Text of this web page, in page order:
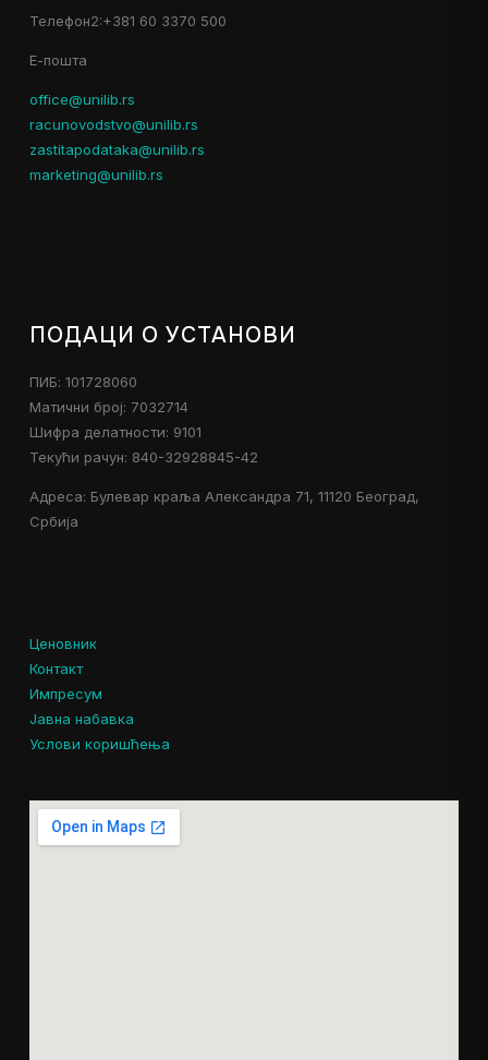
Телефон2:+381 60 3370 500
Е-пошта
office@unilib.rs
racunovodstvo@unilib.rs
zastitapodataka@unilib.rs
marketing@unilib.rs
ПОДАЦИ О УСТАНОВИ
ПИБ: 101728060
Матични број: 7032714
Шифра делатности: 9101
Текући рачун: 840-32928845-42
Адреса: Булевар краља Александра 71, 11120 Београд,
Србија
Ценовник
Контакт
Импресум
Јавна набавка
Услови коришћења